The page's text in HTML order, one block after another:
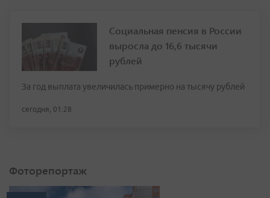
Социальная пенсия в России
выросла до 16,6 тысячи
рублей
За год выплата увеличилась примерно на тысячу рублей
сегодня, 01:28
Фоторепортаж